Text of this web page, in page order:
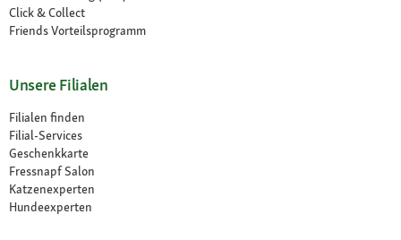
Click & Collect
Friends Vorteilsprogramm
Unsere Filialen
Filialen finden
Filial-Services
Geschenkkarte
Fressnapf Salon
Katzenexperten
Hundeexperten